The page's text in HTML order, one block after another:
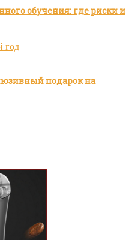
обучения: где риски и
подарок на